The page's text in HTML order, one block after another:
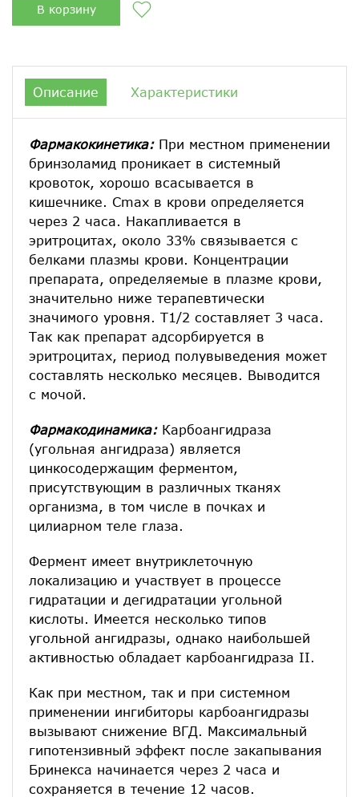
В корзину
Описание Характеристики
Фармакокинетика: При местном применении
бринзоламид проникает в системный
кровоток, хорошо всасывается в
кишечнике. Сmax в крови определяется
через 2 часа. Накапливается в
эритроцитах, около 33% связывается с
белками плазмы крови. Концентрации
препарата, определяемые в плазме крови,
значительно ниже терапевтически
значимого уровня. Т1/2 составляет 3 часа.
Так как препарат адсорбируется в
эритроцитах, период полувыведения может
составлять несколько месяцев. Выводится
с мочой.
Фармакодинамика: Карбоангидраза
(угольная ангидраза) является
цинкосодержащим ферментом,
присутствующим в различных тканях
организма, в том числе в почках и
цилиарном теле глаза.
Фермент имеет внутриклеточную
локализацию и участвует в процессе
гидратации и дегидратации угольной
кислоты. Имеется несколько типов
угольной ангидразы, однако наибольшей
активностью обладает карбоангидраза II.
Как при местном, так и при системном
применении ингибиторы карбоангидразы
вызывают снижение ВГД. Максимальный
гипотензивный эффект после закапывания
Бринекса начинается через 2 часа и
сохраняется в течение 12 часов.